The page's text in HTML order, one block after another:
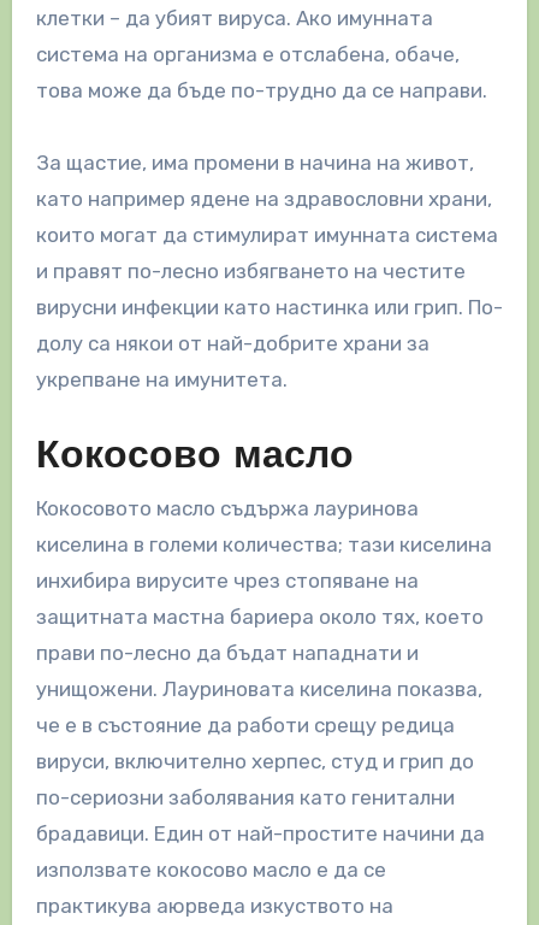
клетки – да убият вируса. Ако имунната
система на организма е отслабена, обаче,
това може да бъде по-трудно да се направи.
За щастие, има промени в начина на живот,
като например ядене на здравословни храни,
които могат да стимулират имунната система
и правят по-лесно избягването на честите
вирусни инфекции като настинка или грип. По-
долу са някои от най-добрите храни за
укрепване на имунитета.
Кокосово масло
Кокосовото масло съдържа лауринова
киселина в големи количества; тази киселина
инхибира вирусите чрез стопяване на
защитната мастна бариера около тях, което
прави по-лесно да бъдат нападнати и
унищожени. Лауриновата киселина показва,
че е в състояние да работи срещу редица
вируси, включително херпес, студ и грип до
по-сериозни заболявания като генитални
брадавици. Един от най-простите начини да
използвате кокосово масло е да се
практикува аюрведа изкуството на